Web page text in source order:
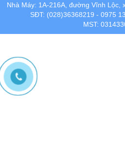
Nhà Máy: 1A-216A, đường Vĩnh Lộc,
SĐT: (028)36368219 - 0975
MST: